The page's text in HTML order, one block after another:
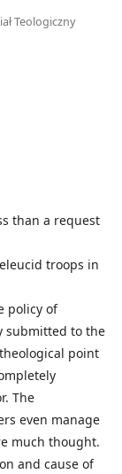
Teologiczny
than a request
troops in
policy of
submitted to the
point
The
even manage
much thought.
and cause of